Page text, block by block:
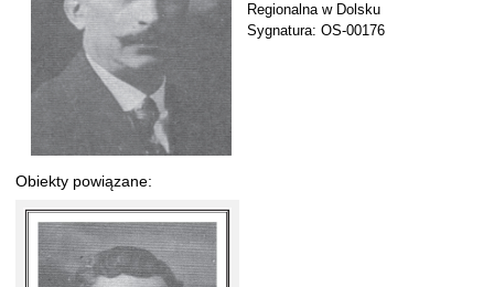
Regionalna w Dolsku
Sygnatura: OS-00176
Obiekty powiązane: